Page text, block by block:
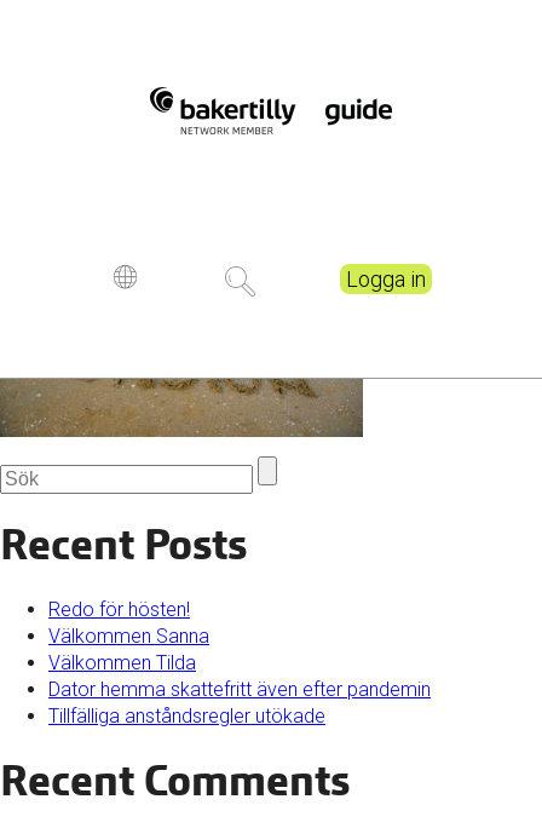
Logga in
sea at beach
Recent Posts
Redo för hösten!
Välkommen Sanna
Välkommen Tilda
Dator hemma skattefritt även efter pandemin
Tillfälliga anståndsregler utökade
Recent Comments